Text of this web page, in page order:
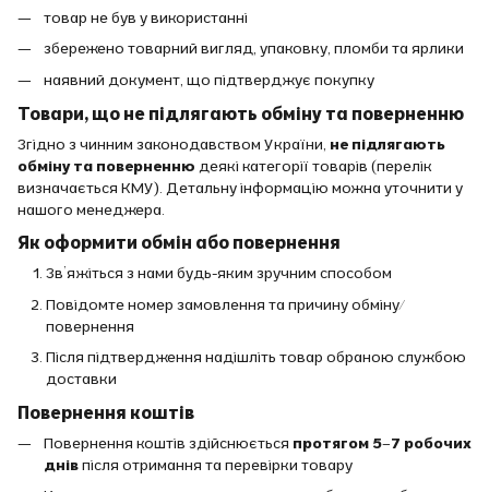
товар не був у використанні
збережено товарний вигляд, упаковку, пломби та ярлики
наявний документ, що підтверджує покупку
Товари, що не підлягають обміну та поверненню
Згідно з чинним законодавством України, не підлягають
обміну та поверненню деякі категорії товарів (перелік
визначається КМУ). Детальну інформацію можна уточнити у
нашого менеджера.
Як оформити обмін або повернення
Зв’яжіться з нами будь-яким зручним способом
Повідомте номер замовлення та причину обміну/
повернення
Після підтвердження надішліть товар обраною службою
доставки
Повернення коштів
Повернення коштів здійснюється протягом 5–7 робочих
днівпісля отримання та перевірки товару